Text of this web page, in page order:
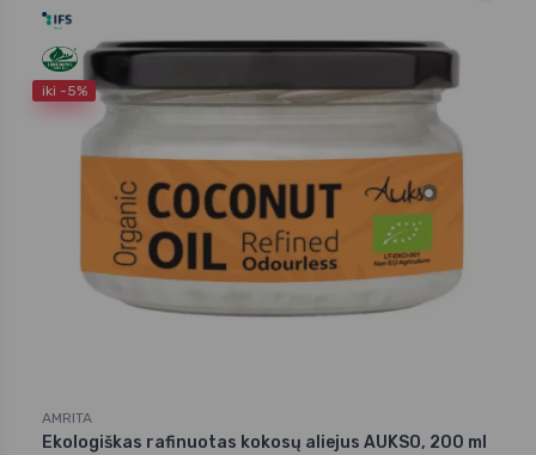
iki -5%
AMRITA
Ekologiškas rafinuotas kokosų aliejus AUKSO, 200 ml